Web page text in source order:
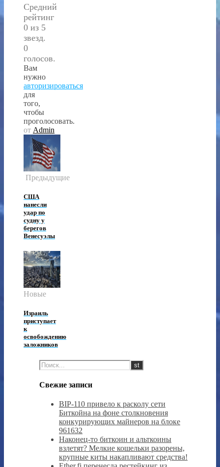
Средний
рейтинг
0 из 5
звезд.
0
голосов.
Вам
нужно
авторизироваться
для
того,
чтобы
проголосовать.
от Admin
Предыдущие
США
нанесли
удар по
судну у
берегов
Венесуэлы
Новые
Израиль
приступает
к
освобождению
заложников
Свежие записи
BIP-110 привело к расколу сети
Биткойна на фоне столкновения
конкурирующих майнеров на блоке
961632
Наконец-то биткоин и альткоины
взлетят? Мелкие кошельки разорены,
крупные киты накапливают средства!